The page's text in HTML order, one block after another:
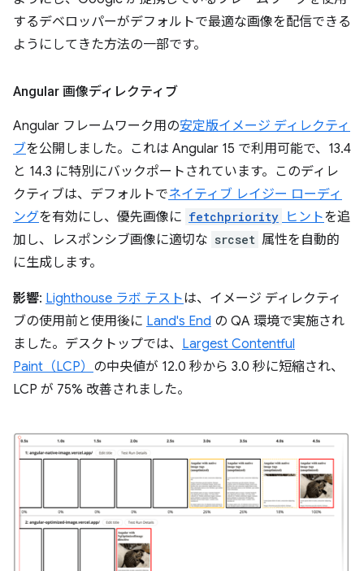
するデベロッパーがデフォルトで最適な画像を配信できる
ようにしてきた方法の一部です。
Angular 画像ディレクティブ
Angular フレームワーク用の安定版イメージ ディレクティ
ブを公開しました。これは Angular 15 で利用可能で、13.4
と 14.3 に特別にバックポートされています。このディレ
クティブは、デフォルトでネイティブ レイジー ローディ
ングを有効にし、優先画像に fetchpriority ヒントを追
加し、レスポンシブ画像に適切な srcset 属性を自動的
に生成します。
影響: Lighthouse ラボ テストは、イメージ ディレクティ
ブの使用前と使用後に Land's End の QA 環境で実施され
ました。デスクトップでは、 Largest Contentful
Paint（LCP） の中央値が 12.0 秒から 3.0 秒に短縮され、
LCP が 75% 改善されました。